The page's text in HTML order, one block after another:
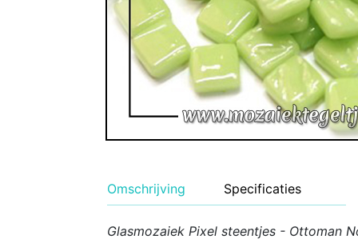
Omschrijving Specificaties
Glasmozaiek Pixel steentjes - Ottoman